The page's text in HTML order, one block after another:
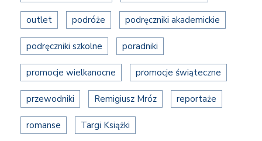
outlet podróże podręczniki akademickie
podręczniki szkolne poradniki
promocje wielkanocne promocje świąteczne
przewodniki Remigiusz Mróz reportaże
romanse Targi Książki